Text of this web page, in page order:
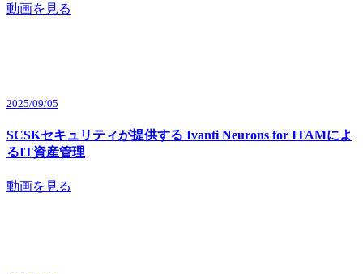
動画を見る
2025/09/05
SCSKセキュリティが提供する Ivanti Neurons for ITAMによ
るIT資産管理
動画を見る